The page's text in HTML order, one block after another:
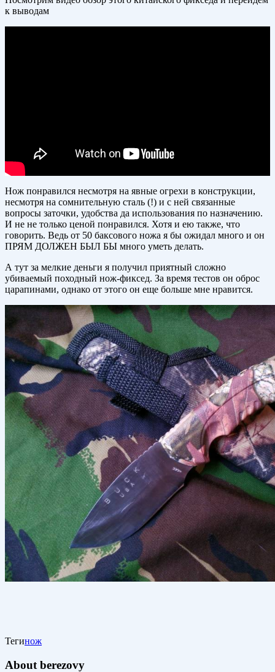
к выводам
Нож понравился несмотря на явные огрехи в конструкции,
несмотря на сомнительную сталь (!) и с ней связанные
вопросы заточки, удобства да использования по назначению.
И не не только ценой понравился. Хотя и ею также, что
говорить. Ведь от 50 баксового ножа я бы ожидал много и он
ПРЯМ ДОЛЖЕН БЫЛ БЫ много уметь делать.
А тут за мелкие деньги я получил приятный сложно
убиваемый походный нож-фиксед. За время тестов он оброс
царапинами, однако от этого он еще больше мне нравится.
Тегинож
About berezovy